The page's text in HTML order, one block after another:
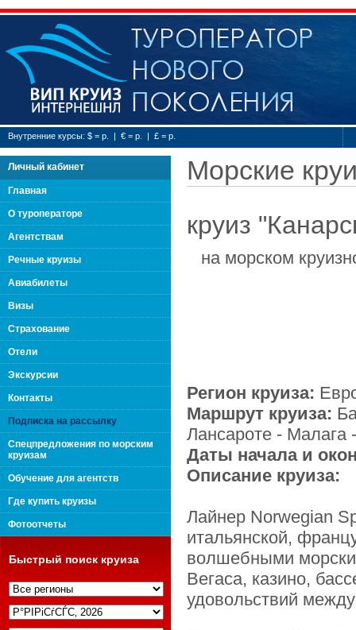
Туроператор нового
поколения "Вип Круиз
Интернешнл"
Внутренние курсы: $ = р. | € = р. | £ = р.
Личный кабинет
Главная
О туроператоре
Агентствам
Речные круизы
Авиабилеты
Визы
Страхование
Отели
Экскурсии
Контакты
Подписка на рассылку
Спецпредложения по морским
круизам
Обучение для агентств
Где купить круизы
Фотоотчеты
Быстрый поиск круиза
Морские
круиз
на морском
Регион круиза:
Маршрут круиза:
Лансароте - Малага
Даты начала и
Описание круиза:
Лайнер Norwegian
итальянской,
волшебными
Вегаса, казино,
удовольствий